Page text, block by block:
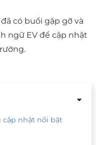
có buổi gặp gỡ và
ngữ EV để cập nhật
cập nhật nổi bật